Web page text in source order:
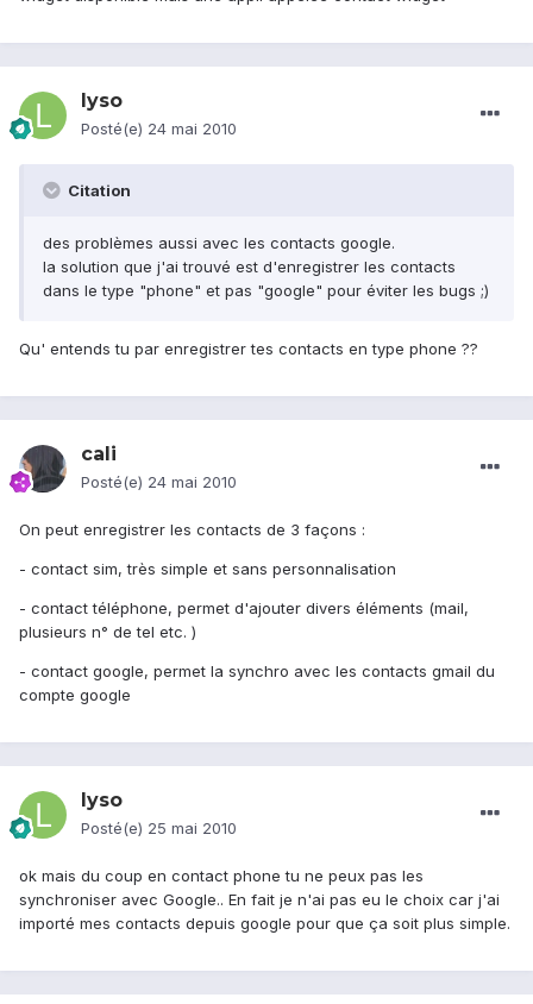
lyso
Posté(e) 24 mai 2010
Citation
des problèmes aussi avec les contacts google.
la solution que j'ai trouvé est d'enregistrer les contacts
dans le type "phone" et pas "google" pour éviter les bugs ;)
Qu' entends tu par enregistrer tes contacts en type phone ??
cali
Posté(e) 24 mai 2010
On peut enregistrer les contacts de 3 façons :
- contact sim, très simple et sans personnalisation
- contact téléphone, permet d'ajouter divers éléments (mail,
plusieurs n° de tel etc. )
- contact google, permet la synchro avec les contacts gmail du
compte google
lyso
Posté(e) 25 mai 2010
ok mais du coup en contact phone tu ne peux pas les
synchroniser avec Google.. En fait je n'ai pas eu le choix car j'ai
importé mes contacts depuis google pour que ça soit plus simple.